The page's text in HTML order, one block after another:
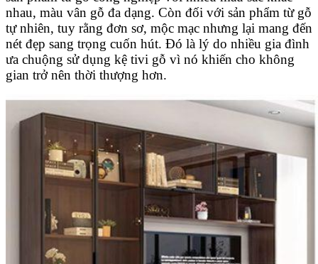
nhau, màu vân gỗ đa dạng. Còn đối với sản phẩm từ gỗ
tự nhiên, tuy rằng đơn sơ, mộc mạc nhưng lại mang đến
nét đẹp sang trọng cuốn hút. Đó là lý do nhiều gia đình
ưa chuộng sử dụng kệ tivi gỗ vì nó khiến cho không
gian trở nên thời thượng hơn.